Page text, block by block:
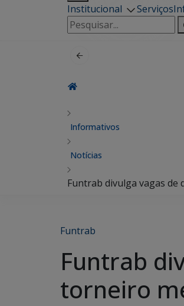
Institucional Serviços
Pesquisar
por:
Informativos
Notícias
Funtrab divulga vagas de
Funtrab
Funtrab
torneiro